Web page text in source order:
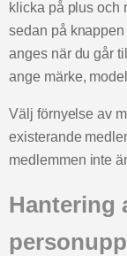
klicka på plus och
sedan på
anges när du går
ange märke,
Välj förnyelse av
existerande
medlemmen inte
Hantering